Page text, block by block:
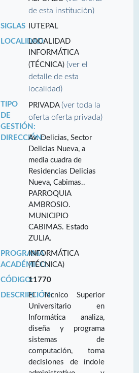
de esta institución)
SIGLAS
IUTEPAL
LOCALIDAD:LOCALIDAD
INFORMÁTICA
(TÉCNICA)(ver el
detalle de esta
localidad)
TIPO
DE
GESTIÓN:
PRIVADA(ver toda la
oferta oferta privada)
DIRECCIÓN:Av. Delicias, Sector
Delicias Nueva, a
media cuadra de
Residencias Delicias
Nueva, Cabimas..
PARROQUIA
AMBROSIO.
MUNICIPIO
CABIMAS. Estado
ZULIA.
PROGRAMA
ACADÉMICO:
INFORMÁTICA
(TÉCNICA)
CÓDIGO:11770
DESCRIPCIÓN:El Técnico Superior
Universitario en
Informática analiza,
diseña y programa
sistemas de
computación, toma
decisiones de índole